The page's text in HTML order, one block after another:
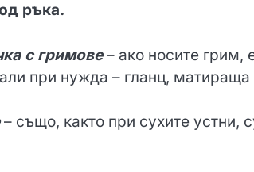
ръка.
с гримове– ако носите грим,
при нужда – гланц,
– също, както при сухите устни,